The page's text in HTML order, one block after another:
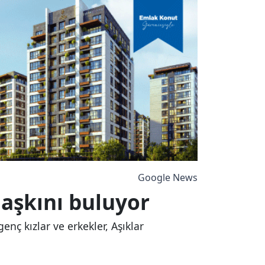
Google News
buluyor
kızlar ve erkekler, Aşıklar